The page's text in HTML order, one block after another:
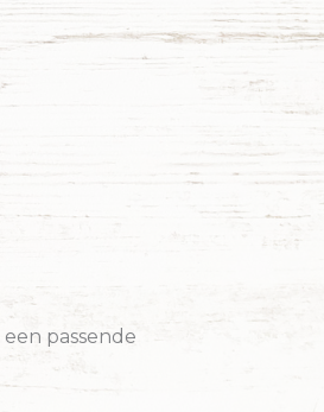
passende